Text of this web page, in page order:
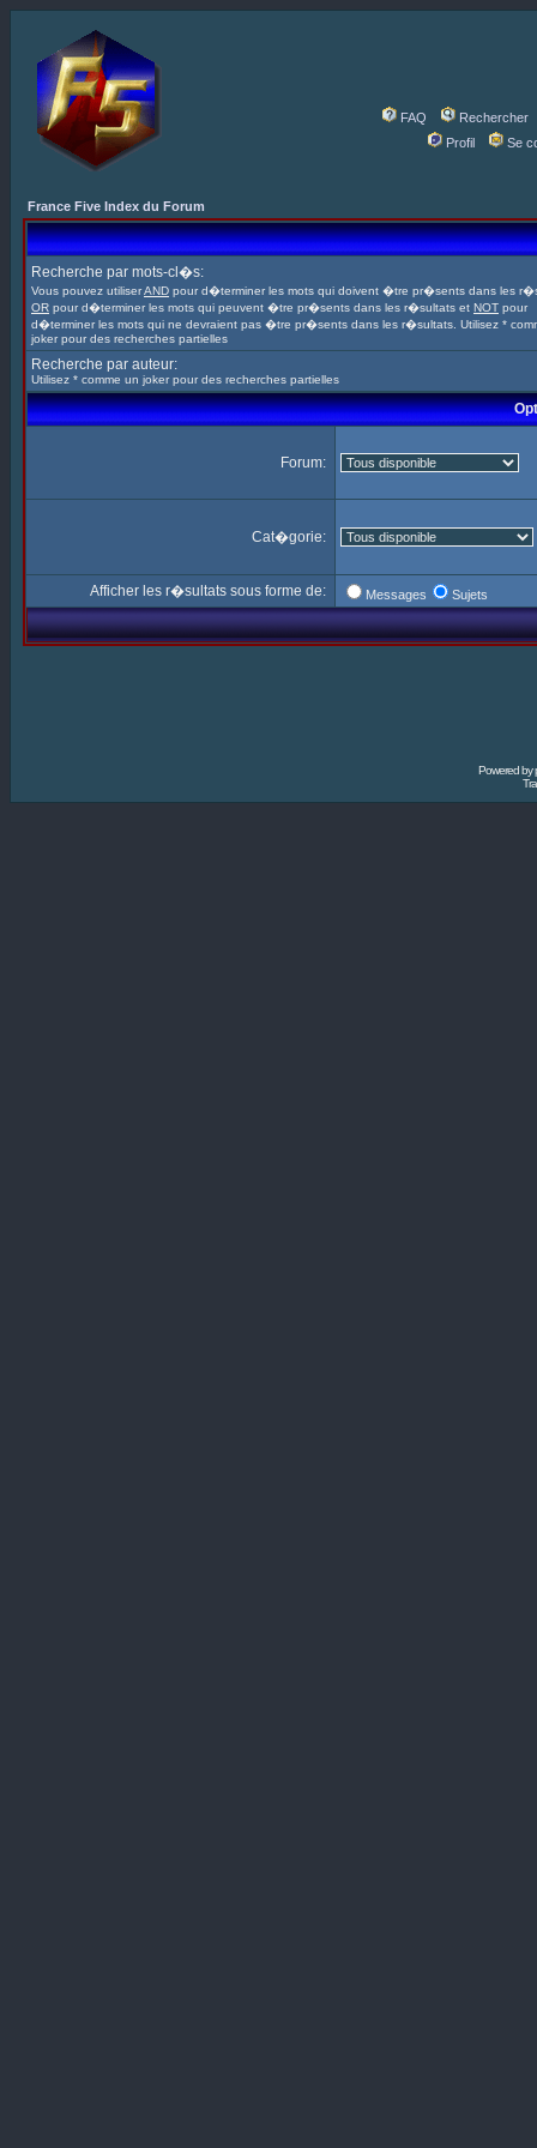
FAQ
Rechercher
Profil
Se
France Five Index du Forum
Recherche par mots-cl�s:
Vous pouvez utiliserAND pour d�terminer les mots qui doivent �tre pr�sents dans les
OR pour d�terminer les mots qui peuvent �tre pr�sents dans les r�sultats et NOT pour
d�terminer les mots qui ne devraient pas �tre pr�sents dans les r�sultats. Utilisez *
joker pour des recherches partielles
Recherche par auteur:
Utilisez * comme un joker pour des recherches partielles
Forum:
Cat�gorie:
Afficher les r�sultats sous forme de: Messages Sujets
Powered by